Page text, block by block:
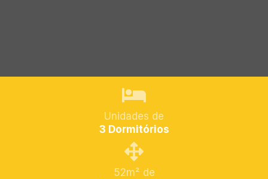
Unidades de
3 Dormitórios
52m² de